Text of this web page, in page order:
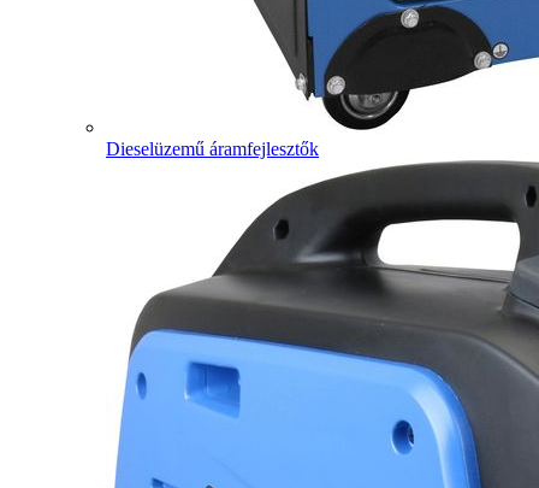
Dieselüzemű áramfejlesztők